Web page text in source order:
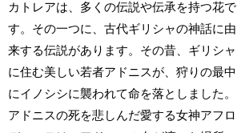
カトレアは、多くの伝説や伝承を持つ花で
す。その一つに、古代ギリシャの神話に由
来する伝説があります。その昔、ギリシャ
に住む美しい若者アドニスが、狩りの最中
にイノシシに襲われて命を落としました。
アドニスの死を悲しんだ愛する女神アフロ